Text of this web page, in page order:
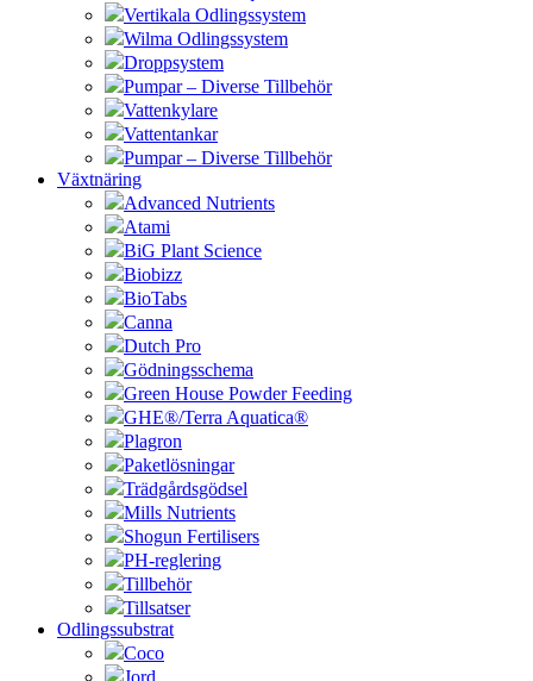
Vertikala Odlingssystem
Wilma Odlingssystem
Droppsystem
Pumpar – Diverse Tillbehör
Vattenkylare
Vattentankar
Pumpar – Diverse Tillbehör
Växtnäring
Advanced Nutrients
Atami
BiG Plant Science
Biobizz
BioTabs
Canna
Dutch Pro
Gödningsschema
Green House Powder Feeding
GHE®/Terra Aquatica®
Plagron
Paketlösningar
Trädgårdsgödsel
Mills Nutrients
Shogun Fertilisers
PH-reglering
Tillbehör
Tillsatser
Odlingssubstrat
Coco
Jord